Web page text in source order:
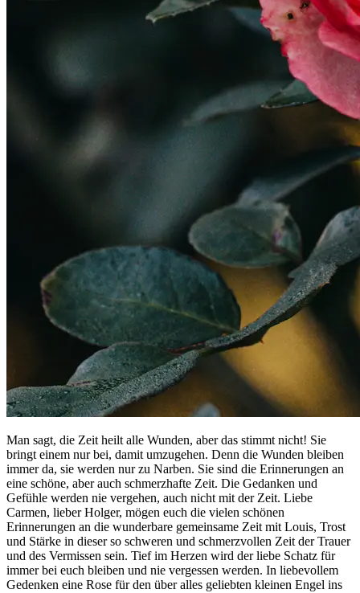
Man sagt, die Zeit heilt alle Wunden, aber das stimmt nicht! Sie
bringt einem nur bei, damit umzugehen. Denn die Wunden bleiben
immer da, sie werden nur zu Narben. Sie sind die Erinnerungen an
eine schöne, aber auch schmerzhafte Zeit. Die Gedanken und
Gefühle werden nie vergehen, auch nicht mit der Zeit. Liebe
Carmen, lieber Holger, mögen euch die vielen schönen
Erinnerungen an die wunderbare gemeinsame Zeit mit Louis, Trost
und Stärke in dieser so schweren und schmerzvollen Zeit der Trauer
und des Vermissen sein. Tief im Herzen wird der liebe Schatz für
immer bei euch bleiben und nie vergessen werden. In liebevollem
Gedenken eine Rose für den über alles geliebten kleinen Engel ins